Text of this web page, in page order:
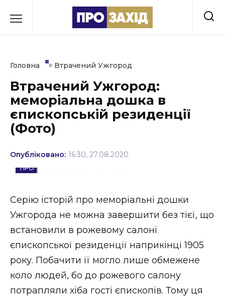
до
Культура
Освіта
Політика
Спорт
Втрачений Ужгород
Втрачений Ужгород (відеоверсія)
Головна » Втрачений Ужгород
Втрачений Ужгород:
меморіальна дошка в
єпископській резиденції
(Фото)
Опубліковано: 16:30, 27.08.2020
Серію історій про меморіальні дошки
Ужгорода не можна завершити без тієї, що
встановили в рожевому салоні
єпископської резиденції наприкінці 1905
року. Побачити її могло лише обмежене
коло людей, бо до рожевого салону
потрапляли хіба гості єпископів. Тому ця